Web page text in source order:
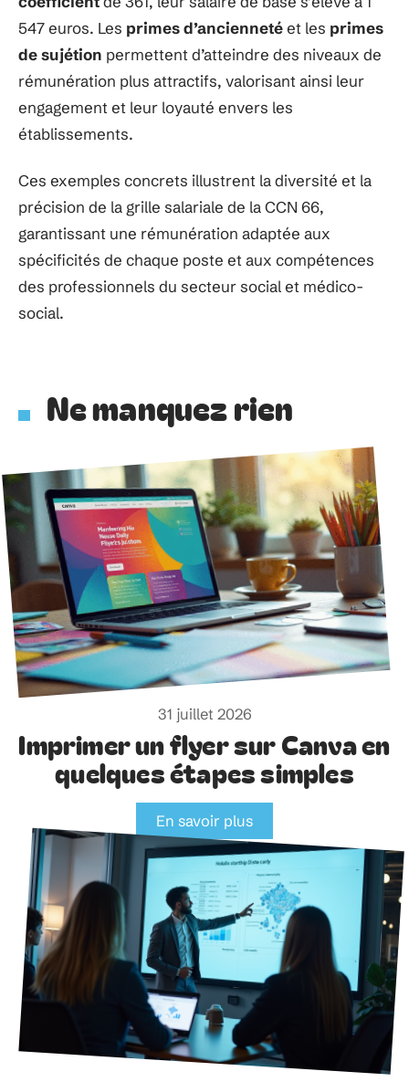
547 euros. Les primes d’anciennetéet les primes
de sujétion permettent d’atteindre des niveaux de
rémunération plus attractifs, valorisant ainsi leur
engagement et leur loyauté envers les
établissements.
Ces exemples concrets illustrent la diversité et la
précision de la grille salariale de la CCN 66,
garantissant une rémunération adaptée aux
spécificités de chaque poste et aux compétences
des professionnels du secteur social et médico-
social.
Ne manquez rien
31 juillet 2026
Imprimer un flyer sur Canva en
quelques étapes simples
En savoir plus